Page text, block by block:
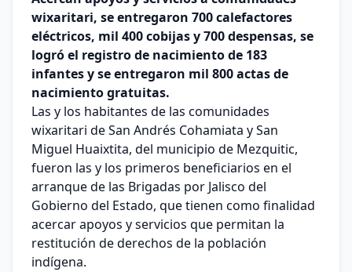
wixaritari, se entregaron 700 calefactores
eléctricos, mil 400 cobijas y 700 despensas, se
logró el registro de nacimiento de 183
infantes y se entregaron mil 800 actas de
nacimiento gratuitas.
Las y los habitantes de las comunidades
wixaritari de San Andrés Cohamiata y San
Miguel Huaixtita, del municipio de Mezquitic,
fueron las y los primeros beneficiarios en el
arranque de las Brigadas por Jalisco del
Gobierno del Estado, que tienen como finalidad
acercar apoyos y servicios que permitan la
restitución de derechos de la población
indígena.